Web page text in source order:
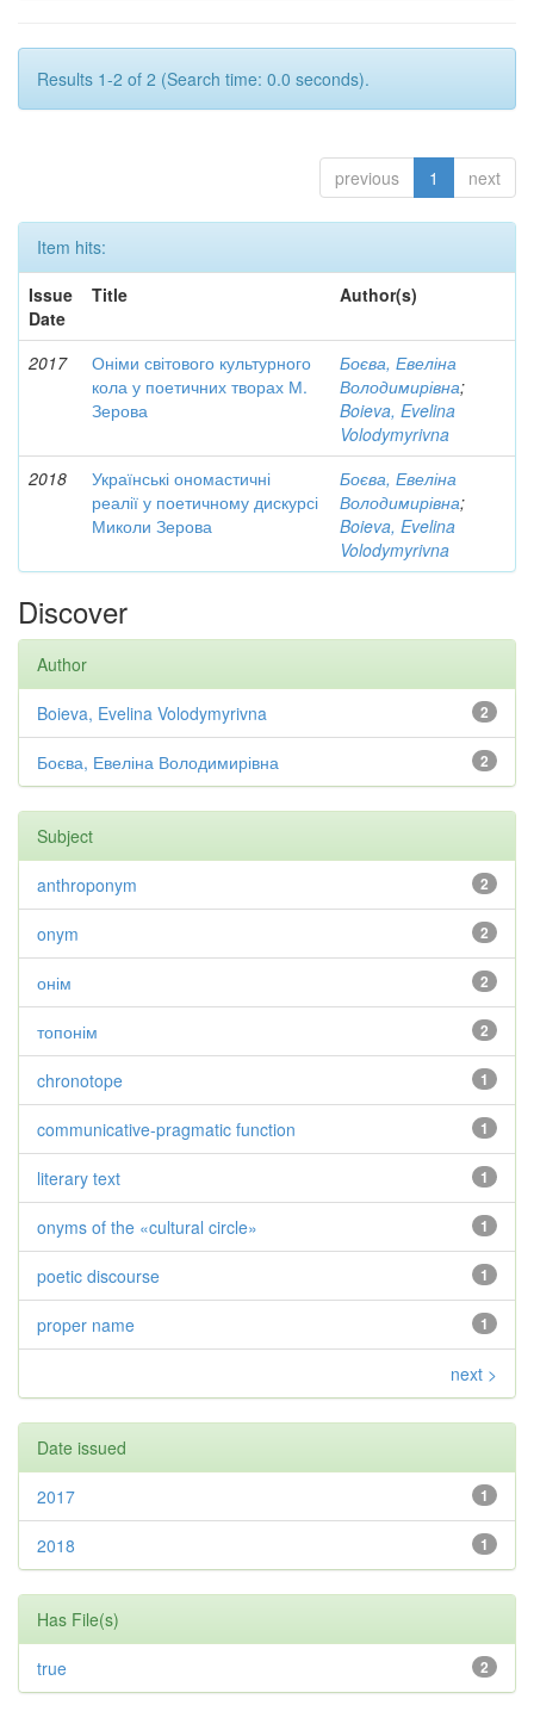
Results 1-2 of 2 (Search time: 0.0 seconds).
previous 1 next
Item hits:
Issue
Date
Title Author(s)
2017
Оніми світового культурного
кола у поетичних творах М.
Зерова
Боєва, Евеліна
Володимирівна;
Boieva, Evelina
Volodymyrivna
2018
Українські ономастичні
реалії у поетичному дискурсі
Миколи Зерова
Боєва, Евеліна
Володимирівна;
Boieva, Evelina
Volodymyrivna
Discover
Author
2
Boieva, Evelina Volodymyrivna
2
Боєва, Евеліна Володимирівна
Subject
2
anthroponym
2
onym
2
онім
2
топонім
1
chronotope
1
communicative-pragmatic function
1
literary text
1
onyms of the «cultural circle»
1
poetic discourse
1
proper name
next >
Date issued
1
2017
1
2018
Has File(s)
2
true